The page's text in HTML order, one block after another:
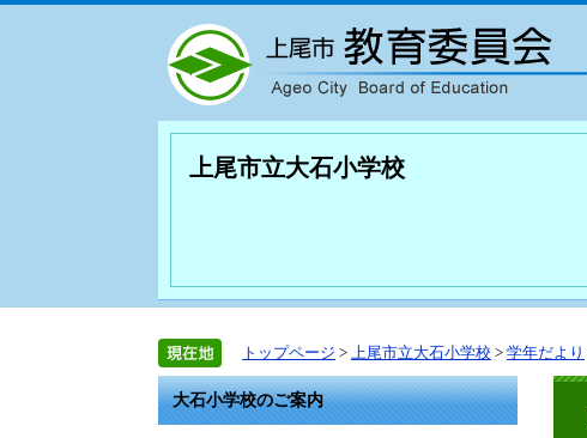
上尾市立大石小学校
トップページ > 上尾市立大石小学校 > 学年だより
大石小学校のご案内